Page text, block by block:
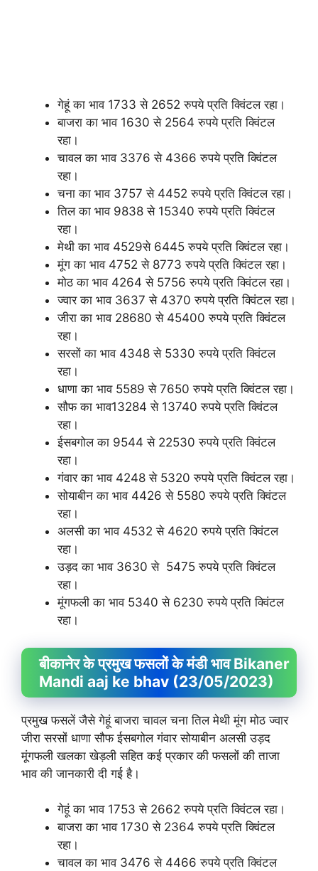
गेहूं का भाव 1733 से 2652 रुपये प्रति क्विंटल रहा।
बाजरा का भाव 1630 से 2564 रुपये प्रति क्विंटल
रहा।
चावल का भाव 3376 से 4366 रुपये प्रति क्विंटल
रहा।
चना का भाव 3757 से 4452 रुपये प्रति क्विंटल रहा।
तिल का भाव 9838 से 15340 रुपये प्रति क्विंटल
रहा।
मेथी का भाव 4529से 6445 रुपये प्रति क्विंटल रहा।
मूंग का भाव 4752 से 8773 रुपये प्रति क्विंटल रहा।
मोठ का भाव 4264 से 5756 रुपये प्रति क्विंटल रहा।
ज्वार का भाव 3637 से 4370 रुपये प्रति क्विंटल रहा।
जीरा का भाव 28680 से 45400 रुपये प्रति क्विंटल
रहा।
सरसों का भाव 4348 से 5330 रुपये प्रति क्विंटल
रहा।
धाणा का भाव 5589 से 7650 रुपये प्रति क्विंटल रहा।
सौफ का भाव13284 से 13740 रुपये प्रति क्विंटल
रहा।
ईसबगोल का 9544 से 22530 रुपये प्रति क्विंटल
रहा।
गंवार का भाव 4248 से 5320 रुपये प्रति क्विंटल रहा।
सोयाबीन का भाव 4426 से 5580 रुपये प्रति क्विंटल
रहा।
अलसी का भाव 4532 से 4620 रुपये प्रति क्विंटल
रहा।
उड़द का भाव 3630 से 5475 रुपये प्रति क्विंटल
रहा।
मूंगफली का भाव 5340 से 6230 रुपये प्रति क्विंटल
रहा।
बीकानेर के प्रमुख फसलों के मंडी भाव Bikaner
Mandi aaj ke bhav (23/05/2023)
प्रमुख फसलें जैसे गेहूं बाजरा चावल चना तिल मेथी मूंग मोठ ज्वार
जीरा सरसों धाणा सौफ ईसबगोल गंवार सोयाबीन अलसी उड़द
मूंगफली खलका खेड़ली सहित कई प्रकार की फसलों की ताजा
भाव की जानकारी दी गई है।
गेहूं का भाव 1753 से 2662 रुपये प्रति क्विंटल रहा।
बाजरा का भाव 1730 से 2364 रुपये प्रति क्विंटल
रहा।
चावल का भाव 3476 से 4466 रुपये प्रति क्विंटल